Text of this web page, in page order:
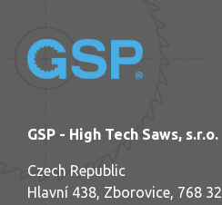
GSP - High Tech Saws, s.r.o.
Czech Republic
Hlavní 438, Zborovice, 768 32